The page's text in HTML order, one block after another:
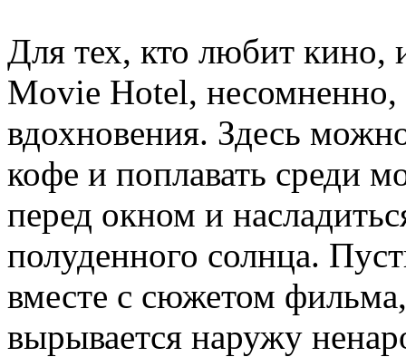
Для тех, кто любит кино,
Movie Hotel, несомненно,
вдохновения. Здесь
кофе и поплавать среди
перед окном и
полуденного солнца.
вместе с сюжетом
вырывается наружу